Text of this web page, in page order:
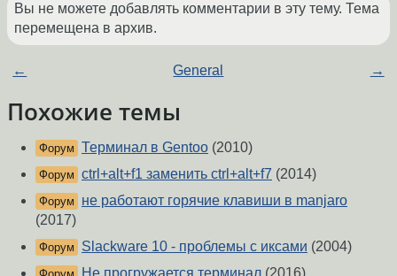
Вы не можете добавлять комментарии в эту тему. Тема
перемещена в архив.
← General →
Похожие темы
Форум Терминал в Gentoo (2010)
Форум ctrl+alt+f1 заменить ctrl+alt+f7 (2014)
Форум
не работают горячие клавиши в manjaro
(2017)
Форум Slackware 10 - проблемы с иксами (2004)
Не прогружается терминал (2016)